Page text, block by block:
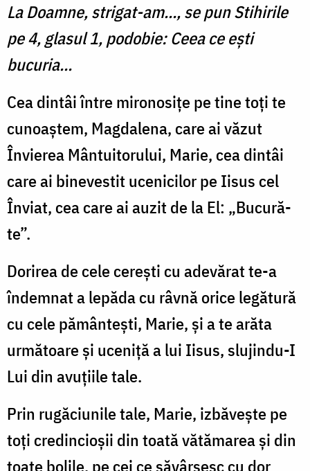
La Doamne, strigat-am…, se pun Stihirile
pe 4, glasul 1, podobie: Ceea ce ești
bucuria…
Cea dintâi între mironosițe pe tine toți te
cunoaștem, Magdalena, care ai văzut
Învierea Mântuitorului, Marie, cea dintâi
care ai binevestit ucenicilor pe Iisus cel
Înviat, cea care ai auzit de la El: „Bucură-
te”.
Dorirea de cele cerești cu adevărat te-a
îndemnat a lepăda cu râvnă orice legătură
cu cele pământești, Marie, și a te arăta
următoare și uceniță a lui Iisus, slujindu-I
Lui din avuțiile tale.
Prin rugăciunile tale, Marie, izbăvește pe
toți credincioșii din toată vătămarea și din
toate bolile, pe cei ce săvârșesc cu dor